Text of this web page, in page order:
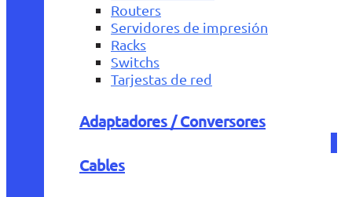
Routers
Servidores de impresión
Racks
Switchs
Tarjestas de red
Adaptadores / Conversores
Cables